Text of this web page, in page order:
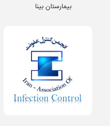
بیمارستان بینا